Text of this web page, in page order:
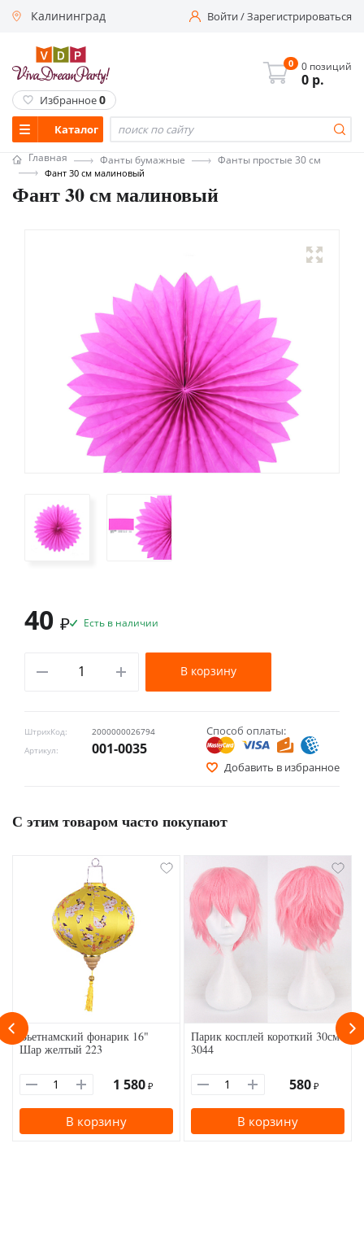
Калининград Войти/Зарегистрироваться
Каталог
0 0 позиций
0 р.
Избранное0
Главная Фанты бумажные Фанты простые 30 см
Фант 30 см малиновый
Фант 30 см малиновый
ШтрихКод:
2000000026794
Артикул:
001-0035
Способ оплаты:
Добавить в избранное
40 ₽ Есть в наличии
В корзину
С этим товаром часто покупают
Вьетнамский фонарик 16"
Шар желтый 223
1 580 ₽
В корзину
Парик косплей короткий 30см
3044
580 ₽
В корзину